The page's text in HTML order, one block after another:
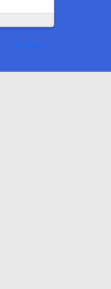
Ver mais